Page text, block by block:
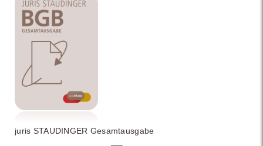
juris STAUDINGER Gesamtausgabe